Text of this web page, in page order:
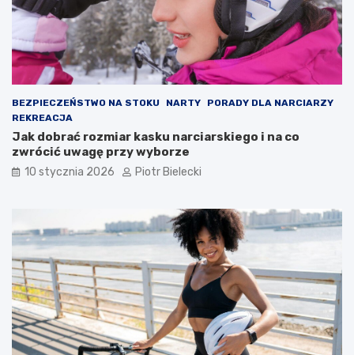
BEZPIECZEŃSTWO NA STOKU NARTY
PORADY DLA NARCIARZY
REKREACJA
Jak dobrać rozmiar kasku narciarskiego i na co
zwrócić uwagę przy wyborze
10 stycznia 2026 Piotr Bielecki